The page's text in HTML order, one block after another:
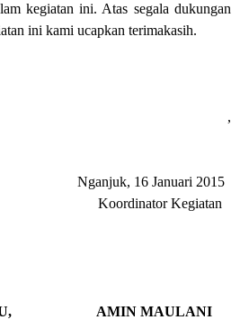
kegiatan ini. Atas segala dukungan
ini kami ucapkan terimakasih.
,
Nganjuk, 16 Januari2015
Koordinator Kegiatan
AMIN MAULANI